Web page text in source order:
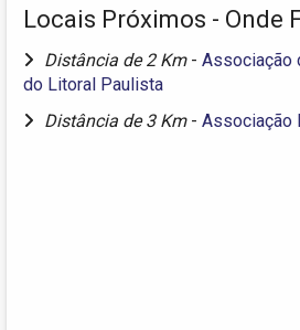
Locais Próximos - Onde
Distância de 2 Km - Associação
do Litoral Paulista
Distância de 3 Km - Associação